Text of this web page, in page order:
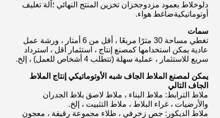
دلوخلاط بعمود مزدوجخزان تخزين المنتج النهائي ؛آلة تغليف
أوتوماتيكيةضاغط هواء.
سمات
تغطي مساحة 30 مترًا مربعًا ، أقل من 6 أمتار ، ورشة عمل
عادية يمكن استخدامها كمصنع إنتاج ، استثمار أقل ، استرداد
سريع للاستثمار ، عملية سهلة (تتطلب 4 أشخاص للعمل) ، إلخ.
يمكن لمصنع الملاط الجاف شبه الأوتوماتيكي إنتاج الملاط
الجاف التالي
ملاط الترابط: ملاط ​​البناء ، ملاط ​​لاصق بلاط الجدران
والأرضيات ، غراء البلاط ، ملاط ​​التثبيت ، إلخ.
ملاط الديكور: جص زخرفي ، طلاء مجموعة رقيقة ، معجون